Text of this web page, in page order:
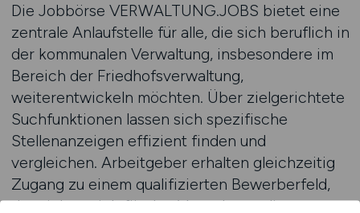
Die Jobbörse VERWALTUNG.JOBS bietet eine
zentrale Anlaufstelle für alle, die sich beruflich in
der kommunalen Verwaltung, insbesondere im
Bereich der Friedhofsverwaltung,
weiterentwickeln möchten. Über zielgerichtete
Suchfunktionen lassen sich spezifische
Stellenanzeigen effizient finden und
vergleichen. Arbeitgeber erhalten gleichzeitig
Zugang zu einem qualifizierten Bewerberfeld,
das sich gezielt für den Verwaltungsdienst